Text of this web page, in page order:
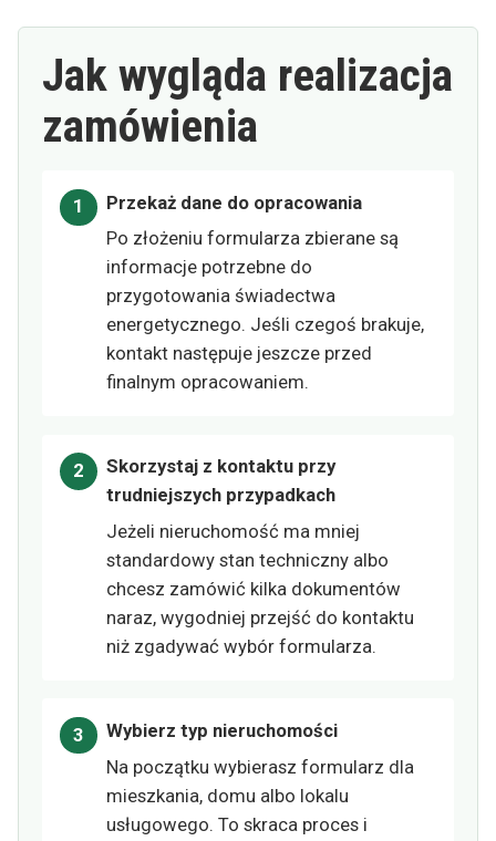
Jak wygląda realizacja
zamówienia
Przekaż dane do opracowania
Po złożeniu formularza zbierane są
informacje potrzebne do
przygotowania świadectwa
energetycznego. Jeśli czegoś brakuje,
kontakt następuje jeszcze przed
finalnym opracowaniem.
Skorzystaj z kontaktu przy
trudniejszych przypadkach
Jeżeli nieruchomość ma mniej
standardowy stan techniczny albo
chcesz zamówić kilka dokumentów
naraz, wygodniej przejść do kontaktu
niż zgadywać wybór formularza.
Wybierz typ nieruchomości
Na początku wybierasz formularz dla
mieszkania, domu albo lokalu
usługowego. To skraca proces i